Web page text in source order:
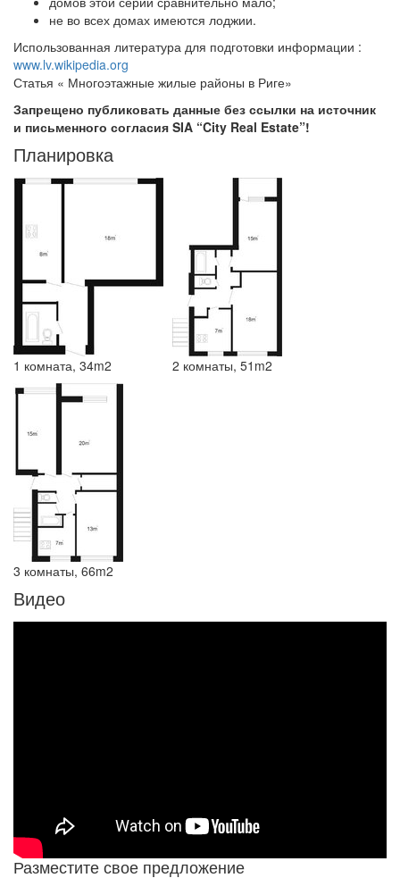
не во всех домах имеются лоджии.
Использованная литература для подготовки информации :
www.lv.wikipedia.org
Статья « Многоэтажные жилые районы в Риге»
Запрещено публиковать данные без ссылки на источник
и письменного согласия SIA “City Real Estate”!
Планировка
1 комната, 34m2 2 комнаты, 51m2
3 комнаты, 66m2
Видео
Разместите свое предложение